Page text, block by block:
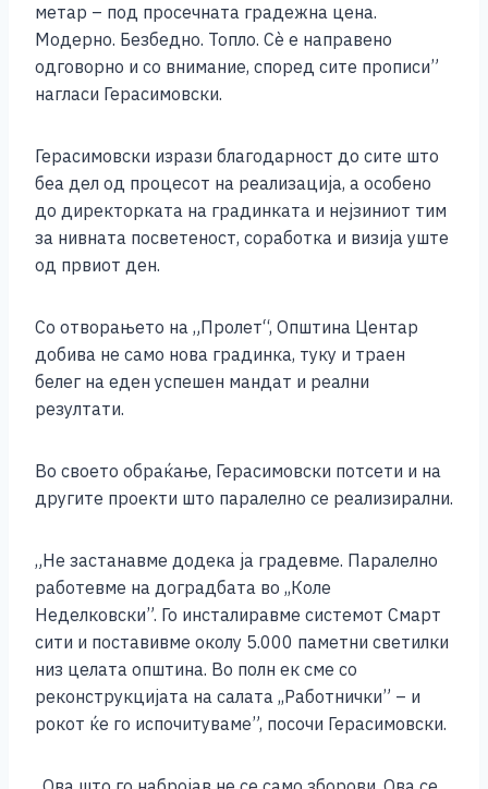
метар – под просечната градежна цена.
Модерно. Безбедно. Топло. Сè е направено
одговорно и со внимание, според сите прописи”
нагласи Герасимовски.
Герасимовски изрази благодарност до сите што
беа дел од процесот на реализација, а особено
до директорката на градинката и нејзиниот тим
за нивната посветеност, соработка и визија уште
од првиот ден.
Со отворањето на „Пролет“, Општина Центар
добива не само нова градинка, туку и траен
белег на еден успешен мандат и реални
резултати.
Во своето обраќање, Герасимовски потсети и на
другите проекти што паралелно се реализирални.
„Не застанавме додека ја градевме. Паралелно
работевме на доградбата во ,,Коле
Неделковски”. Го инсталиравме системот Смарт
сити и поставивме околу 5.000 паметни светилки
низ целата општина. Во полн ек сме со
реконструкцијата на салата ,,Работнички” – и
рокот ќе го испочитуваме”, посочи Герасимовски.